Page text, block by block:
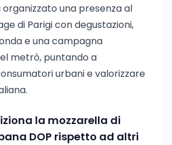
organizzato una presenza al
di Parigi con degustazioni,
e una campagna
metrò, puntando a
urbani e valorizzare
la mozzarella di
DOP rispetto ad altri